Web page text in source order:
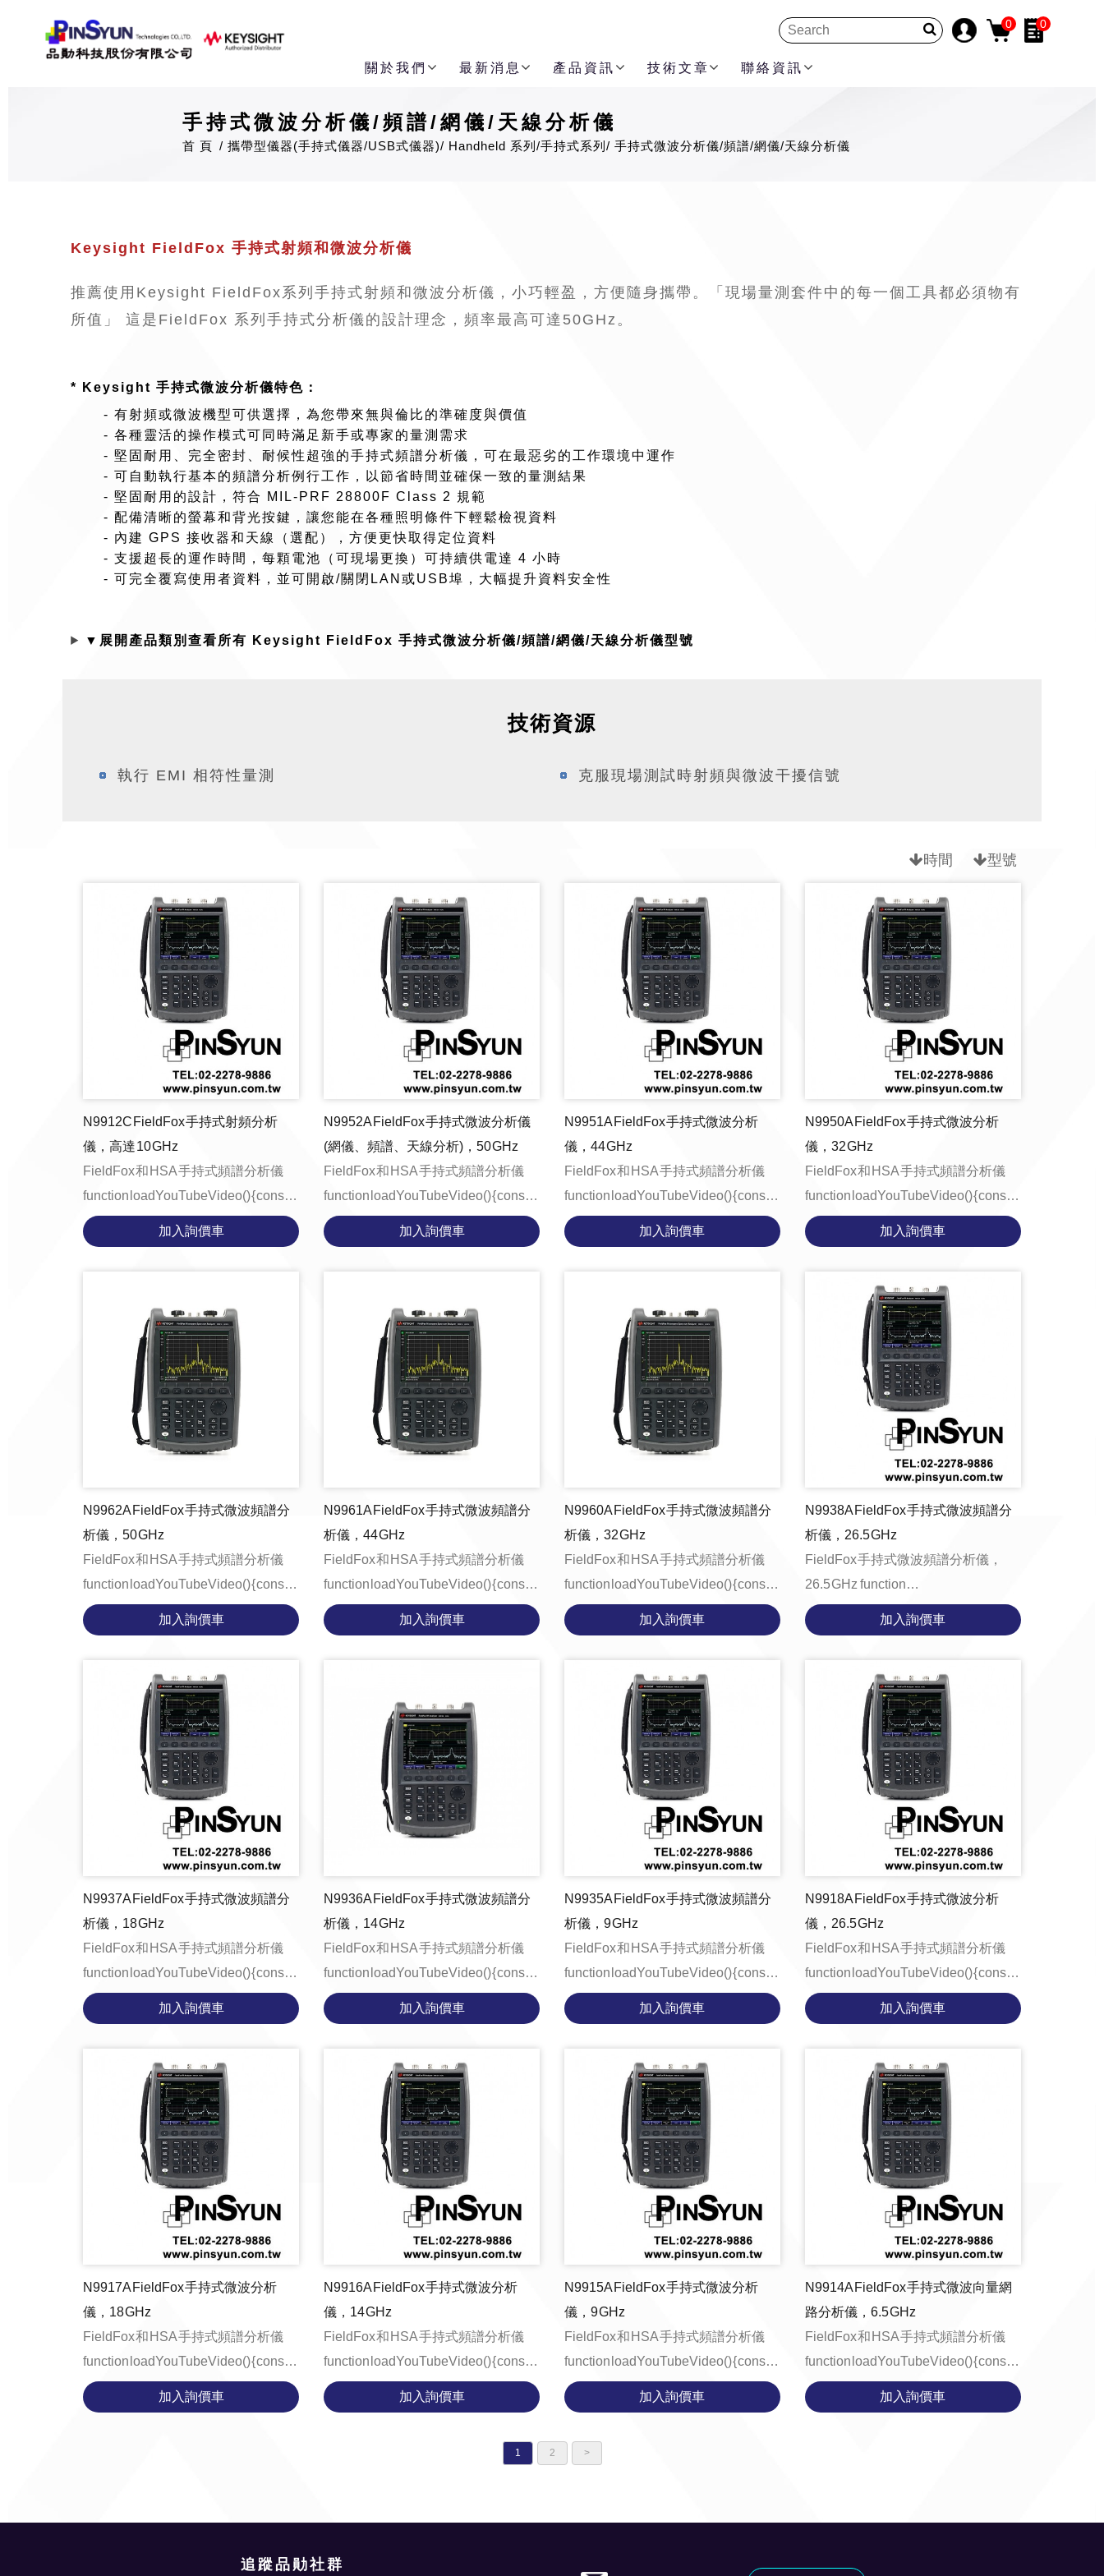
0 0
關於我們 最新消息 產品資訊 技術文章 聯絡資訊
手持式微波分析儀/頻譜/網儀/天線分析儀
首 頁 攜帶型儀器(手持式儀器/USB式儀器) Handheld 系列/手持式系列 手持式微波分析儀/頻譜/網儀/天線分析儀
Keysight FieldFox 手持式射頻和微波分析儀
推薦使用Keysight FieldFox系列手持式射頻和微波分析儀，小巧輕盈，方便隨身攜帶。「現場量測套件中的每一個工具都必須物有
所值」 這是FieldFox 系列手持式分析儀的設計理念，頻率最高可達50GHz。
* Keysight 手持式微波分析儀特色：
- 有射頻或微波機型可供選擇，為您帶來無與倫比的準確度與價值
- 各種靈活的操作模式可同時滿足新手或專家的量測需求
- 堅固耐用、完全密封、耐候性超強的手持式頻譜分析儀，可在最惡劣的工作環境中運作
- 可自動執行基本的頻譜分析例行工作，以節省時間並確保一致的量測結果
- 堅固耐用的設計，符合 MIL-PRF 28800F Class 2 規範
- 配備清晰的螢幕和背光按鍵，讓您能在各種照明條件下輕鬆檢視資料
- 內建 GPS 接收器和天線（選配），方便更快取得定位資料
- 支援超長的運作時間，每顆電池（可現場更換）可持續供電達 4 小時
- 可完全覆寫使用者資料，並可開啟/關閉LAN或USB埠，大幅提升資料安全性
▼展開產品類別查看所有 Keysight FieldFox 手持式微波分析儀/頻譜/網儀/天線分析儀型號
技術資源
執行 EMI 相符性量測 克服現場測試時射頻與微波干擾信號
時間 型號
N9912C FieldFox 手持式射頻分析
儀，高達 10 GHz
FieldFox 和 HSA 手持式頻譜分析儀
function loadYouTubeVideo() { const
videoContainer = document.getE...
加入詢價車
N9952A FieldFox 手持式微波分析儀
(網儀、頻譜、天線分析)，50 GHz
FieldFox 和 HSA 手持式頻譜分析儀
function loadYouTubeVideo() { const
videoContainer = document.getE...
加入詢價車
N9951A FieldFox 手持式微波分析
儀，44 GHz
FieldFox 和 HSA 手持式頻譜分析儀
function loadYouTubeVideo() { const
videoContainer = document.getE...
加入詢價車
N9950A FieldFox 手持式微波分析
儀，32 GHz
FieldFox 和 HSA 手持式頻譜分析儀
function loadYouTubeVideo() { const
videoContainer = document.getE...
加入詢價車
N9962A FieldFox 手持式微波頻譜分
析儀，50 GHz
FieldFox 和 HSA 手持式頻譜分析儀
function loadYouTubeVideo() { const
videoContainer = document.getE...
加入詢價車
N9961A FieldFox 手持式微波頻譜分
析儀，44 GHz
FieldFox 和 HSA 手持式頻譜分析儀
function loadYouTubeVideo() { const
videoContainer = document.getE...
加入詢價車
N9960A FieldFox 手持式微波頻譜分
析儀，32 GHz
FieldFox 和 HSA 手持式頻譜分析儀
function loadYouTubeVideo() { const
videoContainer = document.getE...
加入詢價車
N9938A FieldFox 手持式微波頻譜分
析儀，26.5 GHz
FieldFox 手持式微波頻譜分析儀，
26.5 GHz function
loadYouTubeVideo() { const
videoContainer =
document.getElementBy...
加入詢價車
N9937A FieldFox 手持式微波頻譜分
析儀，18 GHz
FieldFox 和 HSA 手持式頻譜分析儀
function loadYouTubeVideo() { const
videoContainer = document.getE...
加入詢價車
N9936A FieldFox 手持式微波頻譜分
析儀，14 GHz
FieldFox 和 HSA 手持式頻譜分析儀
function loadYouTubeVideo() { const
videoContainer = document.getE...
加入詢價車
N9935A FieldFox 手持式微波頻譜分
析儀，9 GHz
FieldFox 和 HSA 手持式頻譜分析儀
function loadYouTubeVideo() { const
videoContainer = document.getE...
加入詢價車
N9918A FieldFox 手持式微波分析
儀，26.5 GHz
FieldFox 和 HSA 手持式頻譜分析儀
function loadYouTubeVideo() { const
videoContainer = document.getE...
加入詢價車
N9917A FieldFox 手持式微波分析
儀，18 GHz
FieldFox 和 HSA 手持式頻譜分析儀
function loadYouTubeVideo() { const
videoContainer = document.getE...
加入詢價車
N9916A FieldFox 手持式微波分析
儀，14 GHz
FieldFox 和 HSA 手持式頻譜分析儀
function loadYouTubeVideo() { const
videoContainer = document.getE...
加入詢價車
N9915A FieldFox 手持式微波分析
儀，9 GHz
FieldFox 和 HSA 手持式頻譜分析儀
function loadYouTubeVideo() { const
videoContainer = document.getE...
加入詢價車
N9914A FieldFox 手持式微波向量網
路分析儀，6.5 GHz
FieldFox 和 HSA 手持式頻譜分析儀
function loadYouTubeVideo() { const
videoContainer = document.getE...
加入詢價車
1 2 >
追蹤品勛社群